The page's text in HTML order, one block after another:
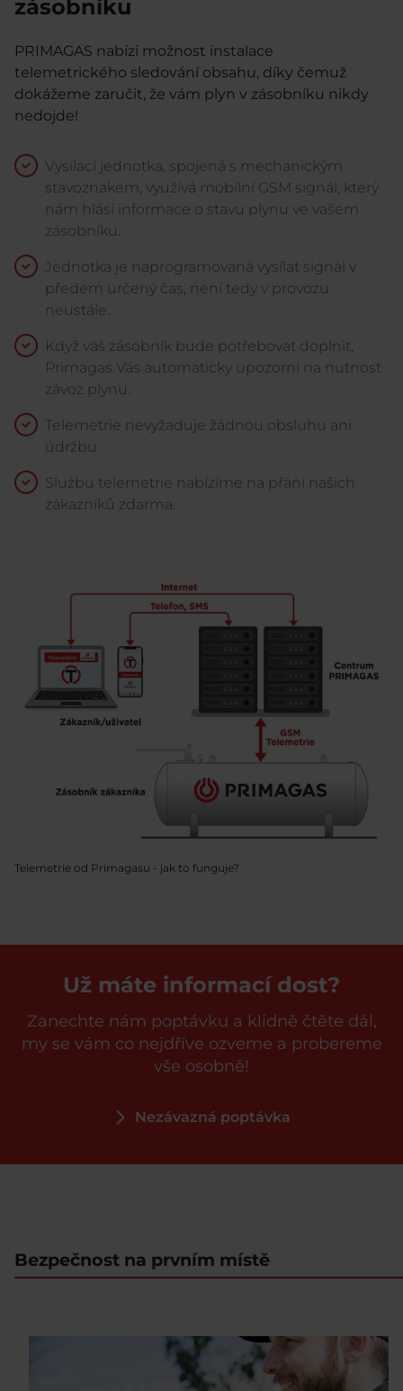
zásobníku
PRIMAGAS nabízí možnost instalace
telemetrického sledování obsahu, díky čemuž
dokážeme zaručit, že vám plyn v zásobníku nikdy
nedojde!
Vysílací jednotka, spojená s mechanickým
stavoznakem, využívá mobilní GSM signál, který
nám hlásí informace o stavu plynu ve vašem
zásobníku.
Jednotka je naprogramovaná vysílat signál v
předem určený čas, není tedy v provozu
neustále.
Když váš zásobník bude potřebovat doplnit,
Primagas Vás automaticky upozorní na nutnost
závoz plynu.
Telemetrie nevyžaduje žádnou obsluhu ani
údržbu.
Službu telemetrie nabízíme na přání našich
zákazníků zdarma.
Telemetrie od Primagasu - jak to funguje?
Už máte informací dost?
Zanechte nám poptávku a klidně čtěte dál,
my se vám co nejdříve ozveme a probereme
vše osobně!
Nezávazná poptávka
Bezpečnost na prvním místě